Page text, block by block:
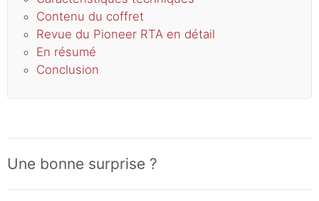
Contenu du coffret
Revue du Pioneer RTA en détail
En résumé
Conclusion
Une bonne surprise ?